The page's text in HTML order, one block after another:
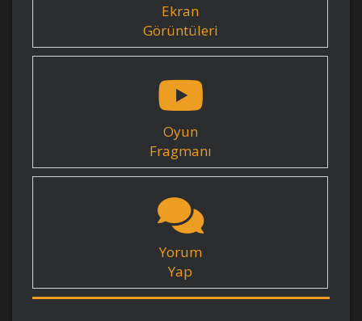
Ekran
Görüntüleri
Oyun
Fragmanı
Yorum
Yap